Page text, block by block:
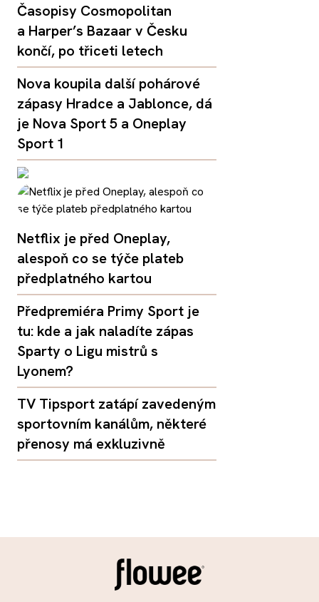
Časopisy Cosmopolitan
a Harper’s Bazaar v Česku
končí, po třiceti letech
Nova koupila další pohárové
zápasy Hradce a Jablonce, dá
je Nova Sport 5 a Oneplay
Sport 1
Netflix je před Oneplay,
alespoň co se týče plateb
předplatného kartou
Předpremiéra Primy Sport je
tu: kde a jak naladíte zápas
Sparty o Ligu mistrů s
Lyonem?
TV Tipsport zatápí zavedeným
sportovním kanálům, některé
přenosy má exkluzivně